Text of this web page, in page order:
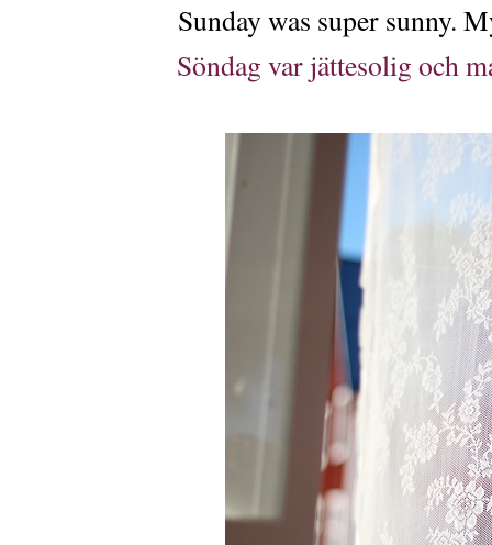
Sunday was super sunny.
Söndag var jättesolig och